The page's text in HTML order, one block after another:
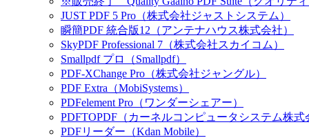
JUST PDF 5 Pro（株式会社ジャストシステム）
瞬簡PDF 統合版12（アンテナハウス株式会社）
SkyPDF Professional 7（株式会社スカイコム）
Smallpdf プロ（Smallpdf）
PDF-XChange Pro（株式会社ジャングル）
PDF Extra（MobiSystems）
PDFelement Pro（ワンダーシェアー）
PDFTOPDF（カーネルコンピュータシステム株式
PDFリーダー（Kdan Mobile）